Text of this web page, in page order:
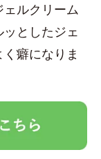
ルクリーム
としたジェ
癖になりま